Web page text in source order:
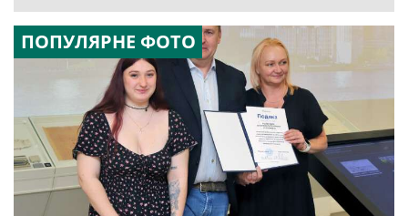
ПОПУЛЯРНЕ ФОТО